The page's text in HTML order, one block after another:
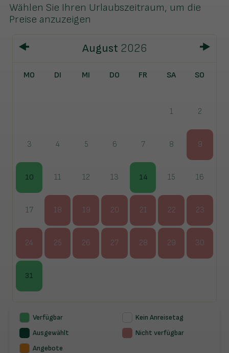
Wählen Sie Ihren Urlaubszeitraum, um die
Preise anzuzeigen
August 2026
MO DI MI DO FR SA SO
1 2
3 4 5 6 7 8 9
10 11 12 13 14 15 16
17 18 19 20 21 22 23
24 25 26 27 28 29 30
31
Verfügbar
Kein Anreisetag
Ausgewählt
Nicht verfügbar
Angebote